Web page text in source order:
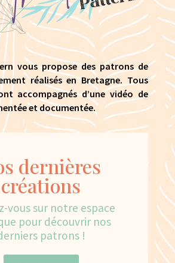
vous propose des patrons de
réalisés en Bretagne. Tous
accompagnés d’une vidéo de
et documentée.
dernières
créations
vous sur notre espace
pour découvrir nos
patrons !